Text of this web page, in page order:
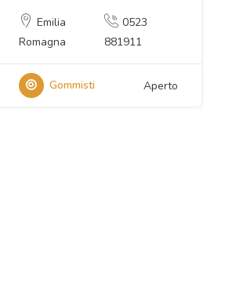
Emilia
Romagna
0523
881911
Gommisti Aperto